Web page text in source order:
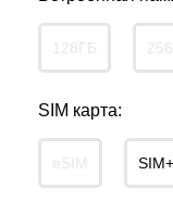
128ГБ
SIM карта:
eSIM